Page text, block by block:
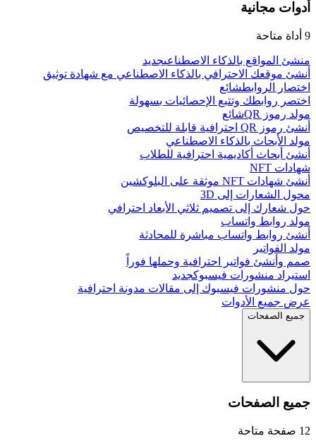
أدوات مجانية
9 أداة متاحة
منشئ المواقع بالذكاء الاصطناعيجديد
أنشئ موقعك الاحترافي بالذكاء الاصطناعي مع شهادة توثيق
اختصار الروابطشائع
اختصر روابطك وتتبع الإحصائيات بسهولة
مولد رموز QR
شائع
أنشئ رموز QR احترافية قابلة للتخصيص
مولد الأبحاث بالذكاء الاصطناعي
أنشئ أبحاث أكاديمية احترافية للطلاب
شهادات NFT
أنشئ شهادات NFT موثقة على البلوكشين
محول الشعارات إلى 3D
حول شعارك إلى تصميم ثلاثي الأبعاد احترافي
مولد روابط واتساب
أنشئ روابط واتساب مباشرة للمحادثة
مولد الفواتير
صمم وأنشئ فواتير احترافية وحملها فوراً
استيراد منشورات فيسبوكجديد
حول منشورات فيسبوك إلى مقالات مدونة احترافية
عرض جميع الأدوات
جميع الصفحات
جميع الصفحات
12 صفحة متاحة